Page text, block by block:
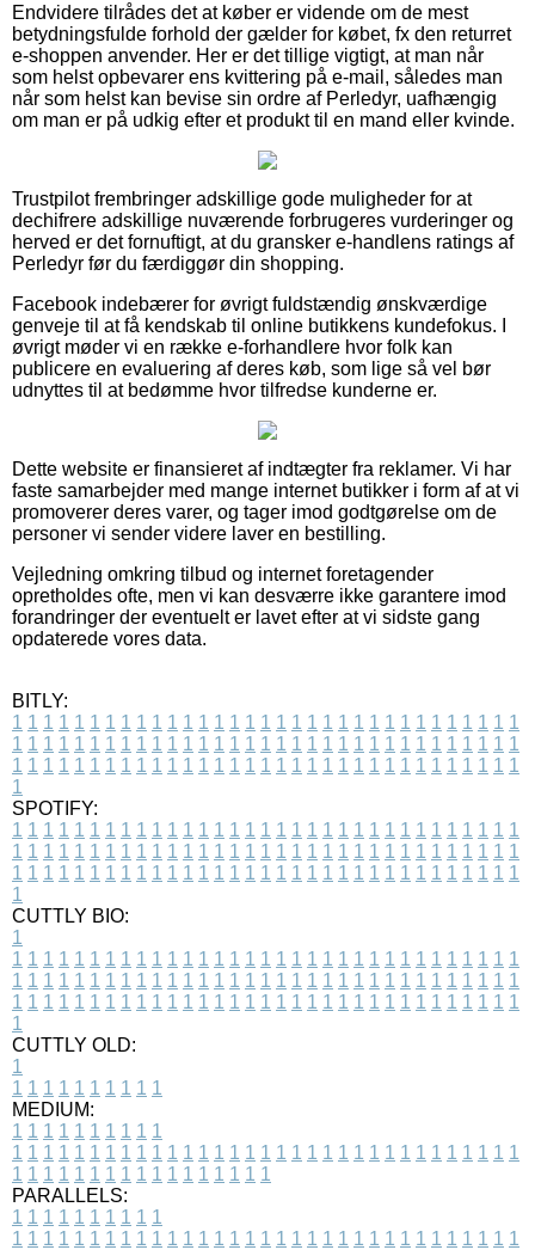
Endvidere tilrådes det at køber er vidende om de mest
betydningsfulde forhold der gælder for købet, fx den returret
e-shoppen anvender. Her er det tillige vigtigt, at man når
som helst opbevarer ens kvittering på e-mail, således man
når som helst kan bevise sin ordre af Perledyr, uafhængig
om man er på udkig efter et produkt til en mand eller kvinde.
Trustpilot frembringer adskillige gode muligheder for at
dechifrere adskillige nuværende forbrugeres vurderinger og
herved er det fornuftigt, at du gransker e-handlens ratings af
Perledyr før du færdiggør din shopping.
Facebook indebærer for øvrigt fuldstændig ønskværdige
genveje til at få kendskab til online butikkens kundefokus. I
øvrigt møder vi en række e-forhandlere hvor folk kan
publicere en evaluering af deres køb, som lige så vel bør
udnyttes til at bedømme hvor tilfredse kunderne er.
Dette website er finansieret af indtægter fra reklamer. Vi har
faste samarbejder med mange internet butikker i form af at vi
promoverer deres varer, og tager imod godtgørelse om de
personer vi sender videre laver en bestilling.
Vejledning omkring tilbud og internet foretagender
opretholdes ofte, men vi kan desværre ikke garantere imod
forandringer der eventuelt er lavet efter at vi sidste gang
opdaterede vores data.
BITLY:
1 1 1 1 1 1 1 1 1 1 1 1 1 1 1 1 1 1 1 1 1 1 1 1 1 1 1 1 1 1 1 1 1
1 1 1 1 1 1 1 1 1 1 1 1 1 1 1 1 1 1 1 1 1 1 1 1 1 1 1 1 1 1 1 1 1
1 1 1 1 1 1 1 1 1 1 1 1 1 1 1 1 1 1 1 1 1 1 1 1 1 1 1 1 1 1 1 1 1
1
SPOTIFY:
1 1 1 1 1 1 1 1 1 1 1 1 1 1 1 1 1 1 1 1 1 1 1 1 1 1 1 1 1 1 1 1 1
1 1 1 1 1 1 1 1 1 1 1 1 1 1 1 1 1 1 1 1 1 1 1 1 1 1 1 1 1 1 1 1 1
1 1 1 1 1 1 1 1 1 1 1 1 1 1 1 1 1 1 1 1 1 1 1 1 1 1 1 1 1 1 1 1 1
1
CUTTLY BIO:
1
1 1 1 1 1 1 1 1 1 1 1 1 1 1 1 1 1 1 1 1 1 1 1 1 1 1 1 1 1 1 1 1 1
1 1 1 1 1 1 1 1 1 1 1 1 1 1 1 1 1 1 1 1 1 1 1 1 1 1 1 1 1 1 1 1 1
1 1 1 1 1 1 1 1 1 1 1 1 1 1 1 1 1 1 1 1 1 1 1 1 1 1 1 1 1 1 1 1 1
1
CUTTLY OLD:
1
1 1 1 1 1 1 1 1 1 1
MEDIUM:
1 1 1 1 1 1 1 1 1 1
1 1 1 1 1 1 1 1 1 1 1 1 1 1 1 1 1 1 1 1 1 1 1 1 1 1 1 1 1 1 1 1 1
1 1 1 1 1 1 1 1 1 1 1 1 1 1 1 1 1
PARALLELS:
1 1 1 1 1 1 1 1 1 1
1 1 1 1 1 1 1 1 1 1 1 1 1 1 1 1 1 1 1 1 1 1 1 1 1 1 1 1 1 1 1 1 1